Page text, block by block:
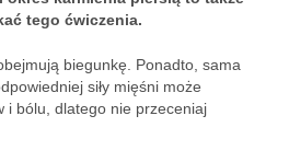
tego ćwiczenia.
biegunkę. Ponadto, sama
siły mięśni może
i bólu, dlatego nie przeceniaj